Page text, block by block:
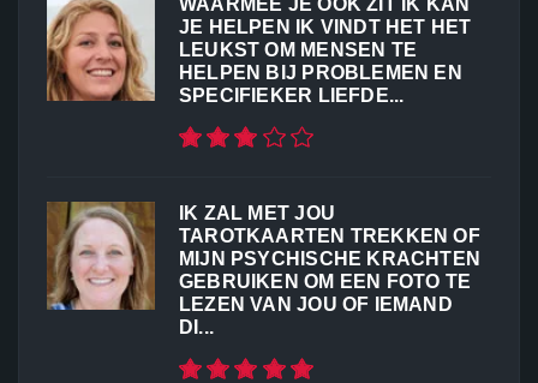
JE HELPEN IK VINDT HET HET
LEUKST OM MENSEN TE
HELPEN BIJ PROBLEMEN EN
SPECIFIEKER LIEFDE...
IK ZAL MET JOU
TAROTKAARTEN TREKKEN OF
MIJN PSYCHISCHE KRACHTEN
GEBRUIKEN OM EEN FOTO TE
LEZEN VAN JOU OF IEMAND
DI...